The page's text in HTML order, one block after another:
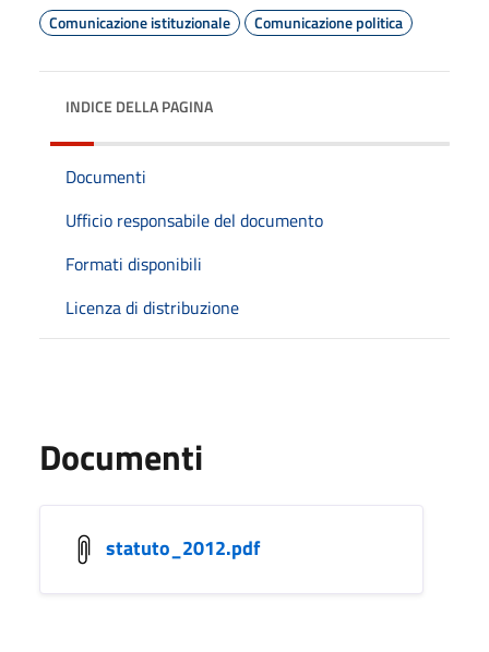
Comunicazione istituzionale
Comunicazione politica
INDICE DELLA PAGINA
Documenti
Ufficio responsabile del documento
Formati disponibili
Licenza di distribuzione
Documenti
statuto_2012.pdf